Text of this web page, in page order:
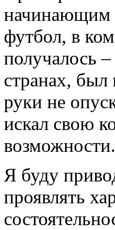
начинающим
футбол, в
получалось
странах, был
руки не
искал свою
возможности.
Я буду
проявлять